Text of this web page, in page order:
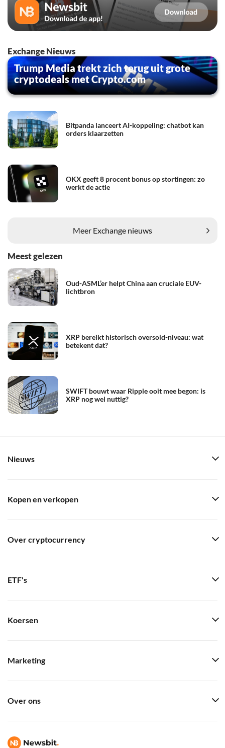
Exchange Nieuws
Trump Media trekt zich terug uit grote
cryptodeals met Crypto.com
Bitpanda lanceert AI-koppeling: chatbot kan
orders klaarzetten
OKX geeft 8 procent bonus op stortingen: zo
werkt de actie
Meer Exchange nieuws
Meest gelezen
Oud-ASML’er helpt China aan cruciale EUV-
lichtbron
XRP bereikt historisch oversold-niveau: wat
betekent dat?
SWIFT bouwt waar Ripple ooit mee begon: is
XRP nog wel nuttig?
Nieuws
Kopen en verkopen
Over cryptocurrency
ETF's
Koersen
Marketing
Over ons